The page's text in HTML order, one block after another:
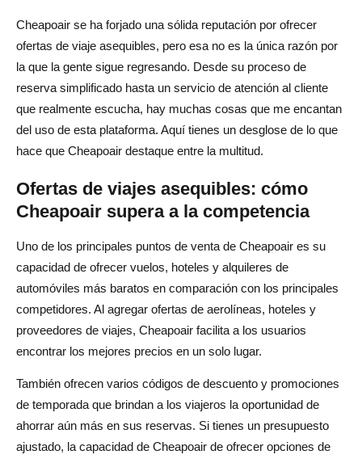
Cheapoair se ha forjado una sólida reputación por ofrecer
ofertas de viaje asequibles, pero esa no es la única razón por
la que la gente sigue regresando. Desde su proceso de
reserva simplificado hasta un servicio de atención al cliente
que realmente escucha, hay muchas cosas que me encantan
del uso de esta plataforma. Aquí tienes un desglose de lo que
hace que Cheapoair destaque entre la multitud.
Ofertas de viajes asequibles: cómo
Cheapoair supera a la competencia
Uno de los principales puntos de venta de Cheapoair es su
capacidad de ofrecer vuelos, hoteles y alquileres de
automóviles más baratos en comparación con los principales
competidores. Al agregar ofertas de aerolíneas, hoteles y
proveedores de viajes, Cheapoair facilita a los usuarios
encontrar los mejores precios en un solo lugar.
También ofrecen varios códigos de descuento y promociones
de temporada que brindan a los viajeros la oportunidad de
ahorrar aún más en sus reservas. Si tienes un presupuesto
ajustado, la capacidad de Cheapoair de ofrecer opciones de